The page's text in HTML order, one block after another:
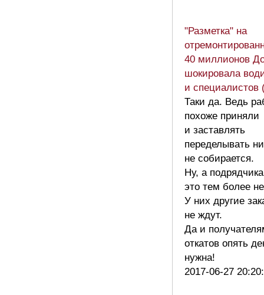
"Разметка" на
40 миллионов
шокировала
и специалистов
Таки да. Ведь
похоже приняли
и заставлять
переделывать
не собирается.
Ну, а
это тем более
У них другие
не ждут.
Да и
откатов опять
нужна!
2017-06-27